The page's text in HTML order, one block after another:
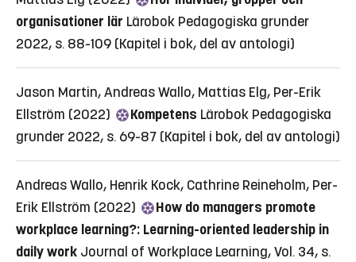
organisationer lär Lärobok Pedagogiska grunder
2022, s. 88-109 (Kapitel i bok, del av antologi)
Jason Martin, Andreas Wallo, Mattias Elg, Per-Erik
Ellström (2022)
Kompetens Lärobok Pedagogiska
grunder 2022, s. 69-87 (Kapitel i bok, del av antologi)
Andreas Wallo, Henrik Kock, Cathrine Reineholm, Per-
Erik Ellström (2022)
How do managers promote
workplace learning?: Learning-oriented leadership in
daily work Journal of Workplace Learning, Vol. 34, s.